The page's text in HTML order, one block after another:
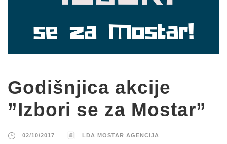
Godišnjica akcije
”Izbori se za Mostar”
02/10/2017 LDA MOSTAR AGENCIJA